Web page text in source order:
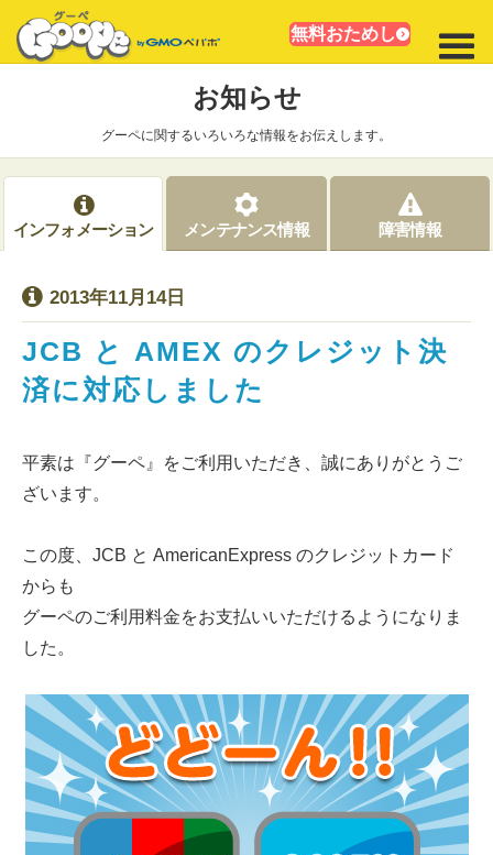
無料おためし
お知らせ
グーペに関するいろいろな情報をお伝えします。
インフォメーション メンテナンス情報 障害情報
2013年11月14日
JCB と AMEX のクレジット決
済に対応しました
平素は『グーペ』をご利用いただき、誠にありがとうご
ざいます。
この度、JCB と AmericanExpress のクレジットカード
からも
グーペのご利用料金をお支払いいただけるようになりま
した。